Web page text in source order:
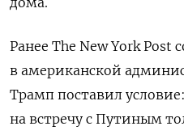
Ранее The New York Post
в американской
Трамп поставил
на встречу с Путиным